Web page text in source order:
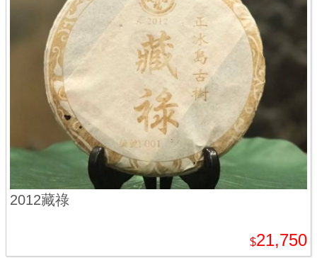
2012藏祿
$21,750